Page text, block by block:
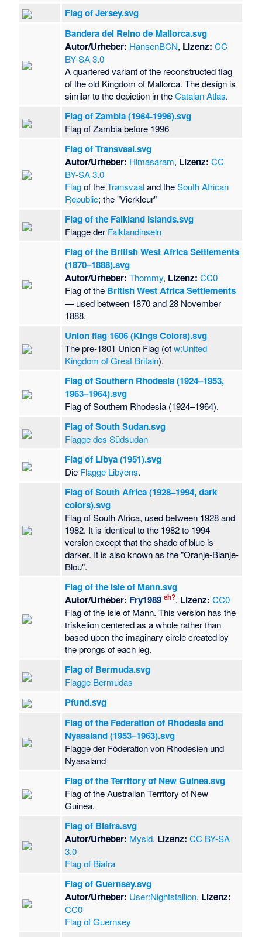
Flag of Jersey.svg
Bandera del Reino de Mallorca.svg
Autor/Urheber: HansenBCN, Lizenz: CC
BY-SA 3.0
A quartered variant of the reconstructed flag
of the old Kingdom of Mallorca. The design is
similar to the depiction in theCatalan Atlas.
Flag of Zambia (1964-1996).svg
Flag of Zambia before 1996
Flag of Transvaal.svg
Autor/Urheber: Himasaram, Lizenz: CC
BY-SA 3.0
Flagof theTransvaaland theSouth African
Republic; the "Vierkleur"
Flag of the Falkland Islands.svg
Flagge der Falklandinseln
Flag of the British West Africa Settlements
(1870–1888).svg
Autor/Urheber: Thommy, Lizenz: CC0
Flag of the British West Africa Settlements
— used between 1870 and 28 November
1888.
Union flag 1606 (Kings Colors).svg
The pre-1801 Union Flag (ofw:United
Kingdom of Great Britain).
Flag of Southern Rhodesia (1924–1953,
1963–1964).svg
Flag of Southern Rhodesia (1924–1964).
Flag of South Sudan.svg
Flagge des Südsudan
Flag of Libya (1951).svg
Die Flagge Libyens.
Flag of South Africa (1928–1994, dark
colors).svg
Flag of South Africa, used between 1928 and
1982. It is identical to the 1982 to 1994
version except that the shade of blue is
darker. It is also known as the "Oranje-Blanje-
Blou".
Flag of the Isle of Mann.svg
Autor/Urheber: Fry1989 eh?, Lizenz: CC0
Flag of the Isle of Mann. This version has the
triskelion centered as a whole rather than
based upon the imaginary circle created by
the prongs of each leg.
Flag of Bermuda.svg
Flagge Bermudas
Pfund.svg
Flag of the Federation of Rhodesia and
Nyasaland (1953–1963).svg
Flagge der Föderation von Rhodesien und
Nyasaland
Flag of the Territory of New Guinea.svg
Flag of the Australian Territory of New
Guinea.
Flag of Biafra.svg
Autor/Urheber: Mysid, Lizenz: CC BY-SA
3.0
Flag of Biafra
Flag of Guernsey.svg
Autor/Urheber: User:Nightstallion, Lizenz:
CC0
Flag of Guernsey